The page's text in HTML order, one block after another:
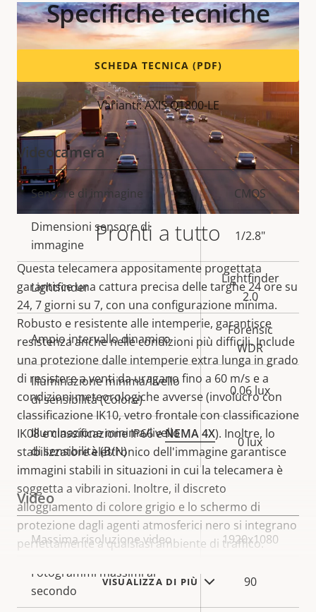
Pronti a tutto
Questa telecamera appositamente progettata
garantisce una cattura precisa delle targhe 24 ore su
24, 7 giorni su 7, con una configurazione minima.
Robusto e resistente alle intemperie, garantisce
resistenza anche nelle condizioni più difficili. Include
una protezione dalle intemperie extra lunga in grado
di resistere a venti da uragano fino a 60 m/s e a
condizioni meteorologiche avverse (involucro con
classificazione IK10, vetro frontale con classificazione
IK08 e classificazione IP66 eNEMA 4X). Inoltre, lo
stabilizzatore elettronico dell'immagine garantisce
immagini stabili in situazioni in cui la telecamera è
soggetta a vibrazioni. Inoltre, il discreto
alloggiamento di colore grigio e lo schermo di
protezione dagli agenti atmosferici nero si integrano
perfettamente a qualsiasi ambiente di traffico.
VISUALIZZA DI PIÙ
Specifiche tecniche
SCHEDA TECNICA (PDF)
Varianti: AXIS Q1800-LE
Videocamera
Descrizione
della
proprietà
Valore
della
proprietà
Sensore di immagine CMOS
Dimensioni sensore di
immagine
1/2.8"
Lightfinder
Lightfinder
2.0
Ampio intervallo dinamico
Forensic
WDR
Illuminazione minima/livello
di sensibilità (Colore)
0.06 lux
Illuminazione minima/livello
di sensibilità (B/N)
0 lux
Video
Descrizione
proprietà
Valore
proprietà
Massima risoluzione video 1920x1080
Fotogrammi massimi al
secondo
90